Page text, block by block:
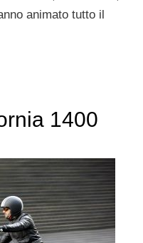
animato tutto il
1400